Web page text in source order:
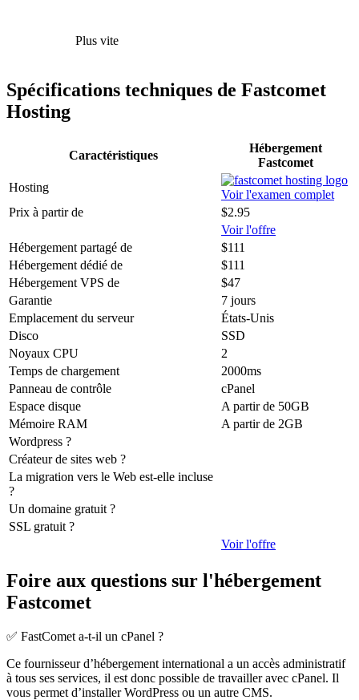
Plus vite
Spécifications techniques de Fastcomet
Hosting
Caractéristiques
Hébergement
Fastcomet
Hosting
Voir l'examen complet
Prix à partir de
$2.95
Voir l'offre
Hébergement partagé de
$111
Hébergement dédié de
$111
Hébergement VPS de
$47
Garantie
7 jours
Emplacement du serveur
États-Unis
Disco
SSD
Noyaux CPU
2
Temps de chargement
2000ms
Panneau de contrôle
cPanel
Espace disque
A partir de 50GB
Mémoire RAM
A partir de 2GB
Wordpress ?
Créateur de sites web ?
La migration vers le Web est-elle incluse
?
Un domaine gratuit ?
SSL gratuit ?
Voir l'offre
Foire aux questions sur l'hébergement
Fastcomet
✅ FastComet a-t-il un cPanel ?
Ce fournisseur d’hébergement international a un accès administratif
à tous ses services, il est donc possible de travailler avec cPanel. Il
vous permet d’installer WordPress ou un autre CMS.